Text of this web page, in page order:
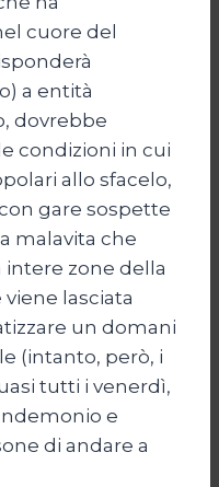
cuore del
a entità
dovrebbe
condizioni in cui
allo sfacelo,
gare sospette
malavita che
zone della
viene lasciata
un domani
(intanto, però, i
tutti i venerdì,
e
di andare a